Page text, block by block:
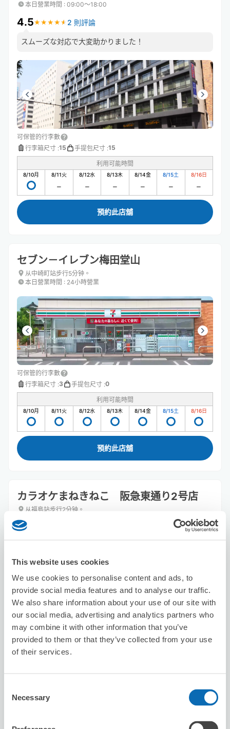
This website uses cookies
We use cookies to personalise content and ads, to
provide social media features and to analyse our traffic.
We also share information about your use of our site with
our social media, advertising and analytics partners who
may combine it with other information that you’ve
provided to them or that they’ve collected from your use
of their services.
Selection
Necessary
本日營業時間 : 09:00〜18:00
4.5★ ★ ★ ★ ★
★ ★ ★ ★ ★ 2 則評論
スムーズな対応で大変助かりました！
可保管的行李數
行李箱尺寸 :15 手提包尺寸 :15
利用可能時間
8/10月 8/11火 8/12水 8/13木 8/14金 8/15土 8/16日
預約此店舖
セブン－イレブン梅田堂山
从中崎町站步行5分钟。
本日營業時間 : 24小時營業
可保管的行李數
行李箱尺寸 :3 手提包尺寸 :0
利用可能時間
8/10月 8/11火 8/12水 8/13木 8/14金 8/15土 8/16日
預約此店舖
カラオケまねきねこ 阪急東通り2号店
从福島站步行2分钟。
7 手提包尺寸 0
利用可能時間